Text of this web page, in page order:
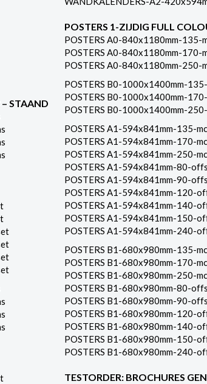
– STAAND
POSTERS 1-ZIJDIG FULL
POSTERS A0-840x1180mm-135-
POSTERS A0-840x1180mm-170-
POSTERS A0-840x1180mm-250-
POSTERS B0-1000x1400mm-
POSTERS B0-1000x1400mm-
POSTERS B0-1000x1400mm-
POSTERS A1-594x841mm-135-mc
POSTERS A1-594x841mm-170-mc
POSTERS A1-594x841mm-250-mc
POSTERS A1-594x841mm-80-
POSTERS A1-594x841mm-90-
POSTERS A1-594x841mm-120-
POSTERS A1-594x841mm-140-
POSTERS A1-594x841mm-150-
POSTERS A1-594x841mm-240-
POSTERS B1-680x980mm-135-mc
POSTERS B1-680x980mm-170-mc
POSTERS B1-680x980mm-250-mc
POSTERS B1-680x980mm-80-
POSTERS B1-680x980mm-90-
POSTERS B1-680x980mm-120-
POSTERS B1-680x980mm-140-
POSTERS B1-680x980mm-150-
POSTERS B1-680x980mm-240-
TESTORDER: BROCHURES